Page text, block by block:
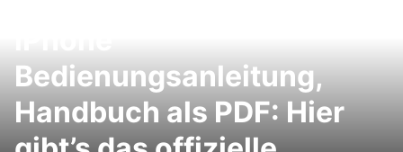
Bedienungsanleitung,
Handbuch als PDF: Hier